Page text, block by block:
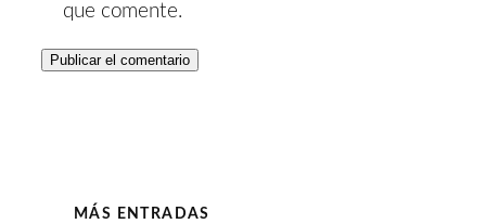
que comente.
MÁS ENTRADAS